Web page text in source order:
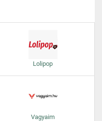
Lolipop
Vagyaim